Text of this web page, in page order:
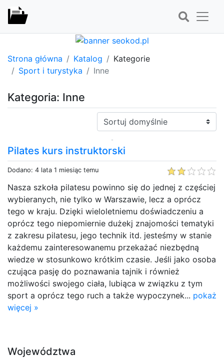
Strona główna Katalog
Kategorie
Sport i turystyka
Inne
Kategoria: Inne
Sortuj:
Pilates kurs instruktorski
Dodano: 4 lata 1 miesiąc temu
Nasza szkoła pilatesu powinno się do jednej z częściej
wybieranych, nie tylko w Warszawie, lecz a oprócz
tego w kraju. Dzięki wieloletniemu doświadczeniu a
oprócz tego niepomiernie dużekj znajomości tematyki
z zakresu pilatesu, jego technik itd. jesteśmy w stanie
każdemu zainteresowanemu przekażać niezbędną
wiedze w stosunkowo krótkim czasie. Jeśli jako osoba
czująca pasję do poznawania tajnik i również
możliwości swojego ciała, lubiąca w związku z tym
sport a oprócz tego ruch a także wypoczynek... pokaż
więcej »
Województwa